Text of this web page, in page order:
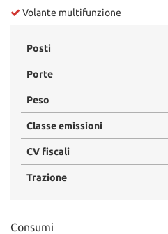
Volante multifunzione
Posti
Porte
Peso
Classe emissioni
CV fiscali
Trazione
Consumi